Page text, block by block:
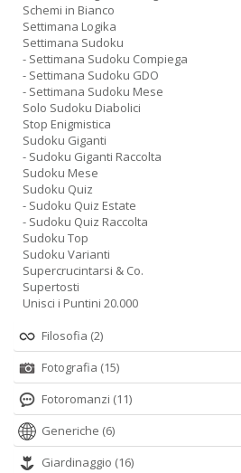
Schemi in Bianco
Settimana Logika
Settimana Sudoku
- Settimana Sudoku Compiega
- Settimana Sudoku GDO
- Settimana Sudoku Mese
Solo Sudoku Diabolici
Stop Enigmistica
Sudoku Giganti
- Sudoku Giganti Raccolta
Sudoku Mese
Sudoku Quiz
- Sudoku Quiz Estate
- Sudoku Quiz Raccolta
Sudoku Top
Sudoku Varianti
Supercrucintarsi & Co.
Supertosti
Unisci i Puntini 20.000
Filosofia (2)
Fotografia (15)
Fotoromanzi (11)
Generiche (6)
Giardinaggio (16)